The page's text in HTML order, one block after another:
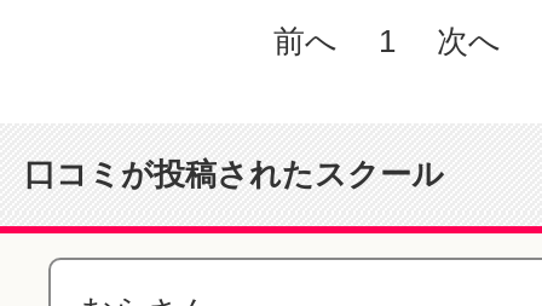
前へ 1 次へ
口コミが投稿されたスクール